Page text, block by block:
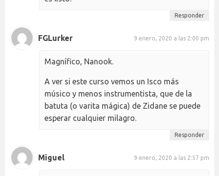
Responder
FGLurker 9 enero, 2020 a las 2:00 pm
Magnífico, Nanook.
A ver si este curso vemos un Isco más
músico y menos instrumentista, que de la
batuta (o varita mágica) de Zidane se puede
esperar cualquier milagro.
Responder
Miguel 9 enero, 2020 a las 2:57 pm